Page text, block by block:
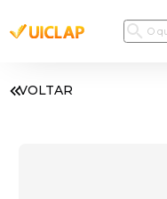
VOLTAR